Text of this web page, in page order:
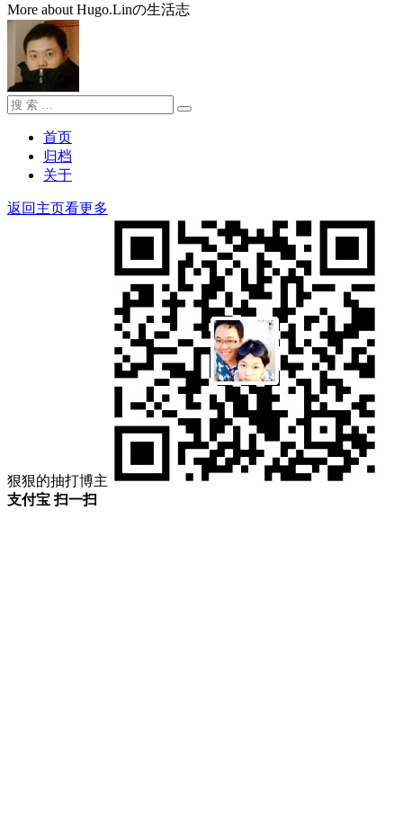
More about Hugo.Linの生活志
搜
搜
首页
归档
关于
返回主页看更多
狠狠的抽打博主
支付宝 扫一扫